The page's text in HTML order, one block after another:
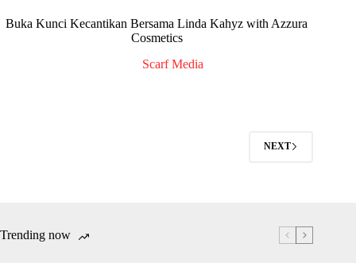
Buka Kunci Kecantikan Bersama Linda Kahyz with Azzura
Cosmetics
Scarf Media
NEXT
Trending now